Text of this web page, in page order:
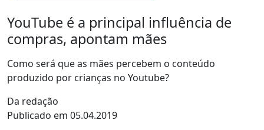
YouTube é a principal influência de
compras, apontam mães
Como será que as mães percebem o conteúdo
produzido por crianças no Youtube?
Da redação
Publicado em 05.04.2019